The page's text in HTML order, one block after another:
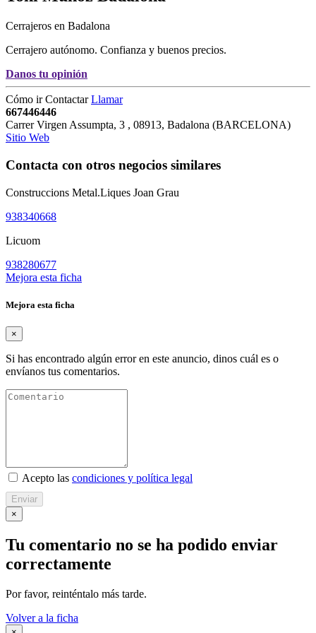
Cerrajeros en Badalona
Cerrajero autónomo. Confianza y buenos precios.
Danos tu opinión
Cómo irContactarLlamar
667446446
Carrer Virgen Assumpta, 3 , 08913, Badalona (BARCELONA)
Sitio Web
Contacta con otros negocios similares
Construccions Metal.Liques Joan Grau
938340668
Licuom
938280677
Mejora esta ficha
Mejora esta ficha
×
Si has encontrado algún error en este anuncio, dinos cuál es o
envíanos tus comentarios.
Acepto las condiciones y política legal
Enviar
×
Tu comentario no se ha podido enviar
correctamente
Por favor, reinténtalo más tarde.
Volver a la ficha